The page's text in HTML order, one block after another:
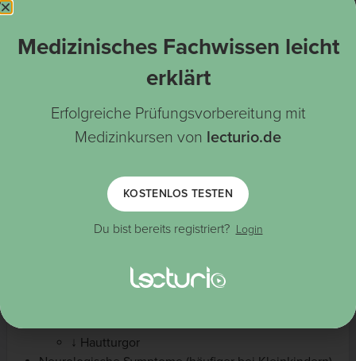
Häufige Symptome sind:
Übelkeit undErbrechen
(schwallartig) (häufiger als bei
Unblutig
Abdominelle Krämpfe
Kopfschmerzen
Schwere Erscheinungsformen:
Tachykardie
↓ Hautturgor
Medizinisches Fachwissen leicht
erklärt
Erfolgreiche Prüfungsvorbereitung mit
Medizinkursen von lecturio.de
KOSTENLOS TESTEN
Du bist bereits registriert? Login